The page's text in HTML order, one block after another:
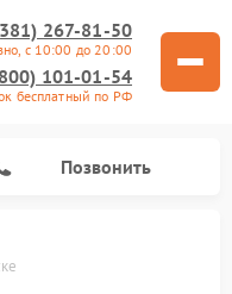
267-81-50
с 10:00 до 20:00
101-01-54
бесплатный по РФ
Позвонить